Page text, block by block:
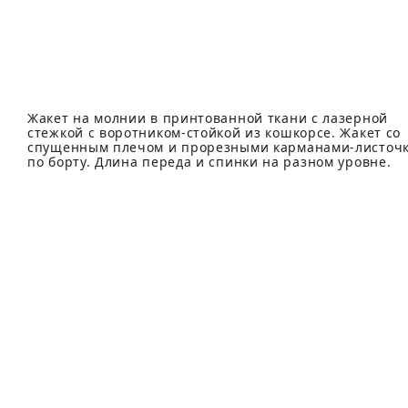
Жакет на молнии в принтованной ткани с лазерной
стежкой с воротником-стойкой из кошкорсе. Жакет со
спущенным плечом и прорезными карманами-
по борту. Длина переда и спинки на разном уровне.